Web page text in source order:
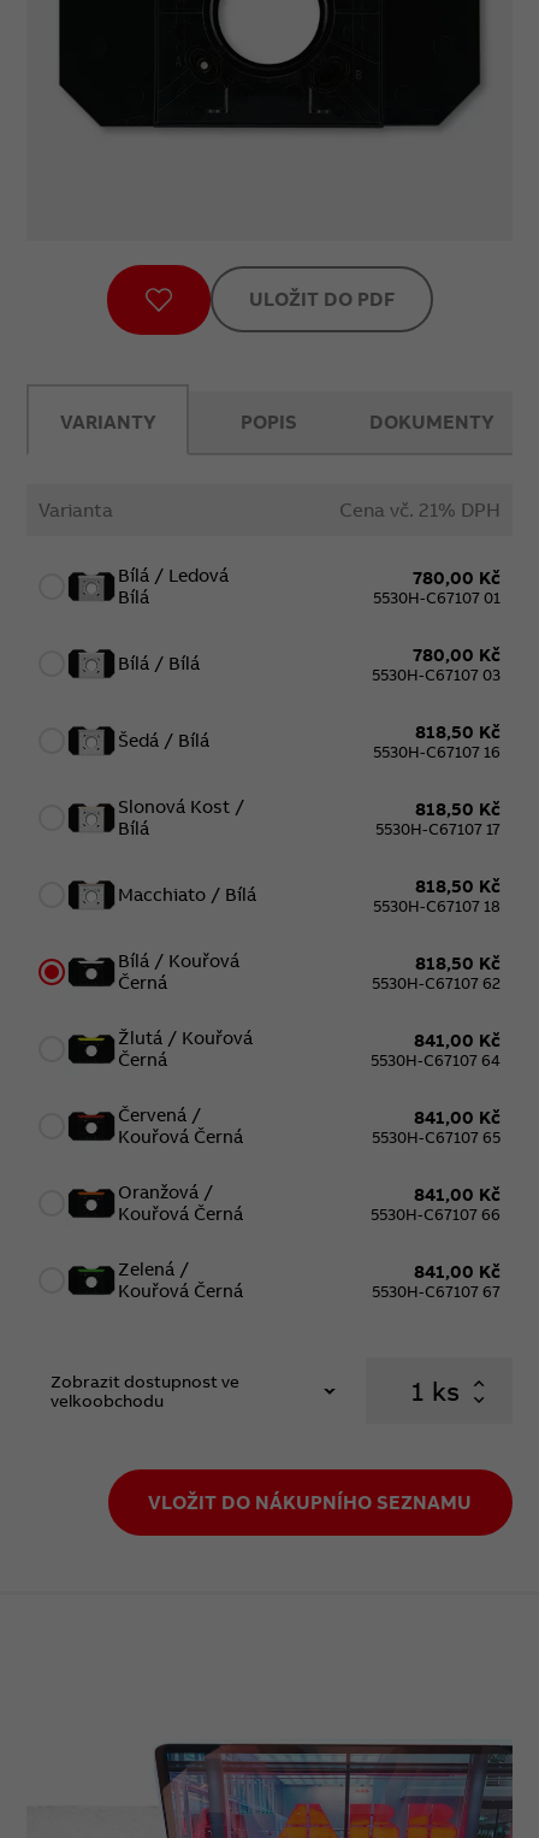
ULOŽIT DO PDF
VARIANTY
Varianta Cena vč. 21% DPH
Bílá / Ledová
Bílá
780,00 Kč
5530H-C67107 01
Bílá / Bílá 780,00 Kč
5530H-C67107 03
Šedá / Bílá 818,50 Kč
5530H-C67107 16
Slonová Kost /
Bílá
818,50 Kč
5530H-C67107 17
Macchiato / Bílá 818,50 Kč
5530H-C67107 18
Bílá / Kouřová
Černá
818,50 Kč
5530H-C67107 62
Žlutá / Kouřová
Černá
841,00 Kč
5530H-C67107 64
Červená /
Kouřová Černá
841,00 Kč
5530H-C67107 65
Oranžová /
Kouřová Černá
841,00 Kč
5530H-C67107 66
Zelená /
Kouřová Černá
841,00 Kč
5530H-C67107 67
Zobrazit dostupnost ve
velkoobchodu
ks
VLOŽIT DO NÁKUPNÍHO SEZNAMU
POPIS DOKUMENTY